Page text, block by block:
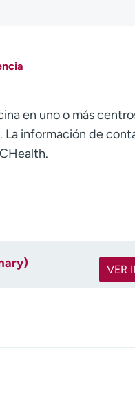
en uno o más
información de
VER